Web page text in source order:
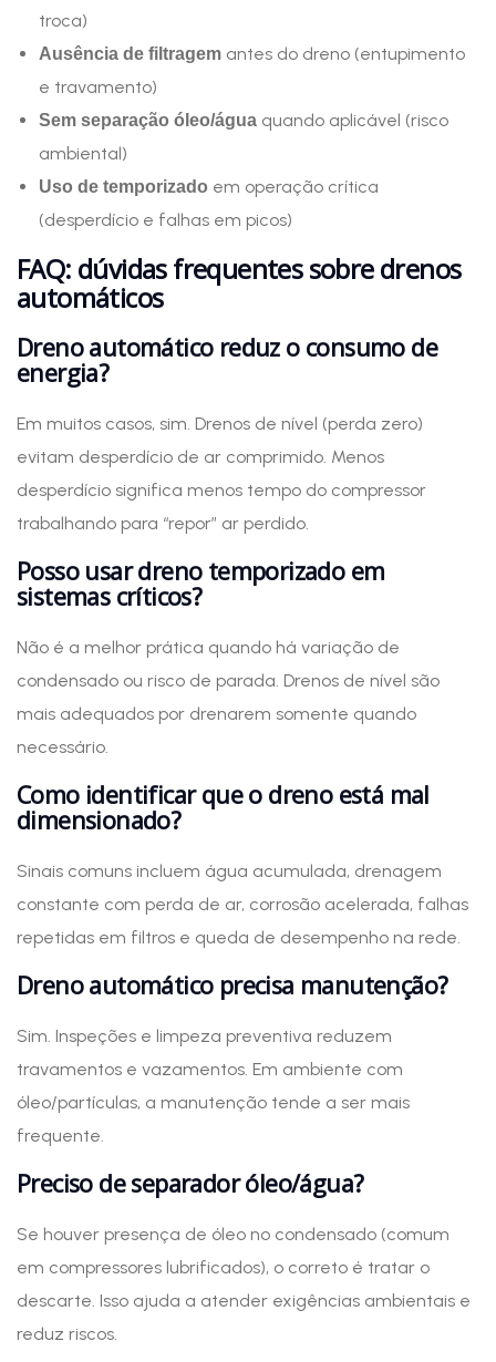
troca)
Ausência de filtragem antes do dreno (entupimento
e travamento)
Sem separação óleo/água quando aplicável (risco
ambiental)
Uso de temporizado em operação crítica
(desperdício e falhas em picos)
FAQ: dúvidas frequentes sobre drenos
automáticos
Dreno automático reduz o consumo de
energia?
Em muitos casos, sim. Drenos de nível (perda zero)
evitam desperdício de ar comprimido. Menos
desperdício significa menos tempo do compressor
trabalhando para “repor” ar perdido.
Posso usar dreno temporizado em
sistemas críticos?
Não é a melhor prática quando há variação de
condensado ou risco de parada. Drenos de nível são
mais adequados por drenarem somente quando
necessário.
Como identificar que o dreno está mal
dimensionado?
Sinais comuns incluem água acumulada, drenagem
constante com perda de ar, corrosão acelerada, falhas
repetidas em filtros e queda de desempenho na rede.
Dreno automático precisa manutenção?
Sim. Inspeções e limpeza preventiva reduzem
travamentos e vazamentos. Em ambiente com
óleo/partículas, a manutenção tende a ser mais
frequente.
Preciso de separador óleo/água?
Se houver presença de óleo no condensado (comum
em compressores lubrificados), o correto é tratar o
descarte. Isso ajuda a atender exigências ambientais e
reduz riscos.